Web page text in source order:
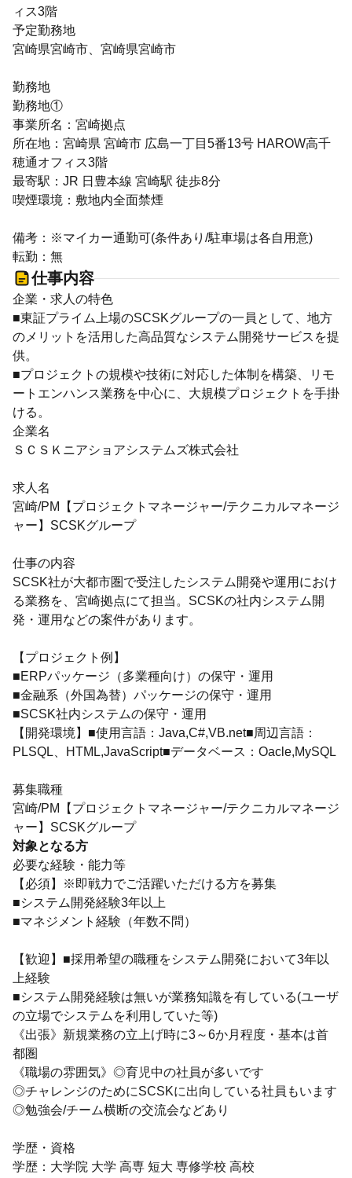
ィス3階
予定勤務地
宮崎県宮崎市、宮崎県宮崎市
勤務地
勤務地①
事業所名：宮崎拠点
所在地：宮崎県 宮崎市 広島一丁目5番13号 HAROW高千
穂通オフィス3階
最寄駅：JR 日豊本線 宮崎駅 徒歩8分
喫煙環境：敷地内全面禁煙
備考：※マイカー通勤可(条件あり/駐車場は各自用意)
転勤：無
仕事内容
企業・求人の特色
■東証プライム上場のSCSKグループの一員として、地方
のメリットを活用した高品質なシステム開発サービスを提
供。
■プロジェクトの規模や技術に対応した体制を構築、リモ
ートエンハンス業務を中心に、大規模プロジェクトを手掛
ける。
企業名
ＳＣＳＫニアショアシステムズ株式会社
求人名
宮崎/PM【プロジェクトマネージャー/テクニカルマネージ
ャー】SCSKグループ
仕事の内容
SCSK社が大都市圏で受注したシステム開発や運用におけ
る業務を、宮崎拠点にて担当。SCSKの社内システム開
発・運用などの案件があります。
【プロジェクト例】
■ERPパッケージ（多業種向け）の保守・運用
■金融系（外国為替）パッケージの保守・運用
■SCSK社内システムの保守・運用
【開発環境】■使用言語：Java,C#,VB.net■周辺言語：
PLSQL、HTML,JavaScript■データベース：Oacle,MySQL
募集職種
宮崎/PM【プロジェクトマネージャー/テクニカルマネージ
ャー】SCSKグループ
対象となる方
必要な経験・能力等
【必須】※即戦力でご活躍いただける方を募集
■システム開発経験3年以上
■マネジメント経験（年数不問）
【歓迎】■採用希望の職種をシステム開発において3年以
上経験
■システム開発経験は無いが業務知識を有している(ユーザ
の立場でシステムを利用していた等)
《出張》新規業務の立上げ時に3～6か月程度・基本は首
都圏
《職場の雰囲気》◎育児中の社員が多いです
◎チャレンジのためにSCSKに出向している社員もいます
◎勉強会/チーム横断の交流会などあり
学歴・資格
学歴：大学院 大学 高専 短大 専修学校 高校